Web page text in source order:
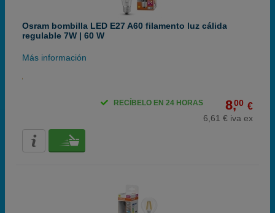
Osram bombilla LED E27 A60 filamento luz cálida
regulable 7W | 60 W
Más información
8,00 €
6,61 € iva ex
RECÍBELO EN 24 HORAS